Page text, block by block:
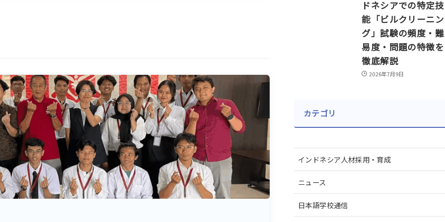
ドネシアでの特定技
能「ビルクリーニン
グ」試験の頻度・難
易度・問題の特徴を
徹底解説
2026年7月9日
カテゴリ
インドネシア人材採用・育成
ニュース
日本語学校通信